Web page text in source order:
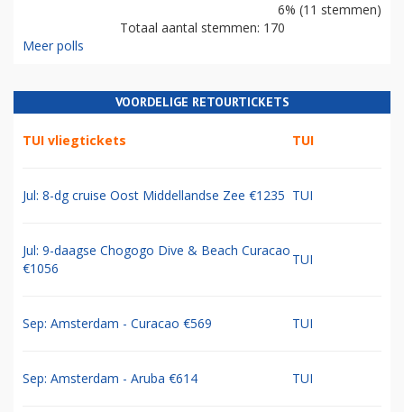
6% (11 stemmen)
Totaal aantal stemmen: 170
Meer polls
VOORDELIGE RETOURTICKETS
TUI vliegtickets TUI
Jul: 8-dg cruise Oost Middellandse Zee €1235 TUI
Jul: 9-daagse Chogogo Dive & Beach Curacao
€1056
TUI
Sep: Amsterdam - Curacao €569 TUI
Sep: Amsterdam - Aruba €614 TUI